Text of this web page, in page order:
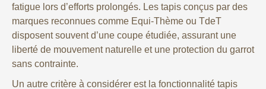
fatigue lors d’efforts prolongés. Les tapis conçus par des
marques reconnues comme Equi-Thème ou TdeT
disposent souvent d’une coupe étudiée, assurant une
liberté de mouvement naturelle et une protection du garrot
sans contrainte.
Un autre critère à considérer est la fonctionnalité tapis